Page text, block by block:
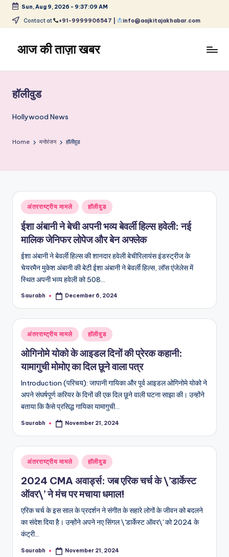
Skip
content
Sun, Aug 9, 2026 - 9:37:09 AM
Contact at +91-9999906547 | info@aajkitajakhabar.com
आज की ताज़ा खबर
ताज़ा
समाचार
–
और
हॉलीवुड
Hollywood News
Home मनोरंजन हॉलीवुड
Posted
in
अंतरराष्ट्रीय मामले हॉलीवुड
ईशा अंबानी ने बेची अपनी भव्य बेवर्ली हिल्स हवेली: नई
मालिक जेनिफर लोपेज और बेन अफ्लेक
ईशा अंबानी ने बेवर्ली हिल्स की शानदार हवेली बेचीरिलायंस इंडस्ट्रीज के
चेयरमैन मुकेश अंबानी की बेटी ईशा अंबानी ने बेवर्ली हिल्स, लॉस एंजेलेस में
स्थित अपनी भव्य हवेली को 508…
Posted
Saurabh December 6, 2024
Posted
in
अंतरराष्ट्रीय मामले हॉलीवुड
ओगिनोमे योको के आइडल दिनों की प्रेरक कहानी:
यामागुची मोमोए का दिल छूने वाला पत्र
Introduction (परिचय): जापानी गायिका और पूर्व आइडल ओगिनोमे योको ने
अपने संघर्षपूर्ण करियर के दिनों की एक दिल छूने वाली घटना साझा की। उन्होंने
बताया कि कैसे प्रसिद्ध गायिका यामागुची…
Posted
Saurabh November 21, 2024
Posted
in
अंतरराष्ट्रीय मामले हॉलीवुड
2024 CMA अवार्ड्स: जब एरिक चर्च के \’डार्केस्ट
ऑवर\’ ने मंच पर मचाया धमाल!
एरिक चर्च के इस साल के प्रदर्शन ने संगीत के सहारे लोगों के जीवन को बदलने
का संदेश दिया है। उन्होंने अपने नए सिंगल \'डार्केस्ट ऑवर\' को 2024 के
कंट्री…
Posted
Saurabh November 21, 2024